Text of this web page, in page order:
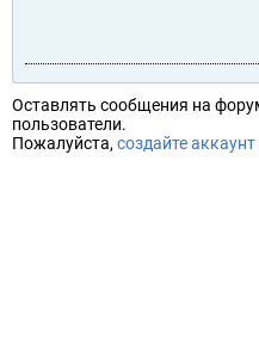
Оставлять сообщения на
пользователи.
Пожалуйста, создайте аккаунт